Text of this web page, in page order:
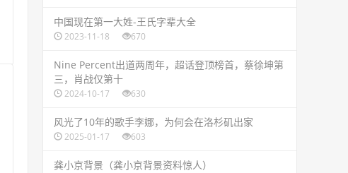
​中国现在第一大姓-王氏字辈大全
2023-11-18 670
​Nine Percent出道两周年，超话登顶榜首，蔡徐坤第
三，肖战仅第十
2024-10-17 630
​风光了10年的歌手李娜，为何会在洛杉矶出家
2025-01-17 603
​龚小京背景（龚小京背景资料惊人）